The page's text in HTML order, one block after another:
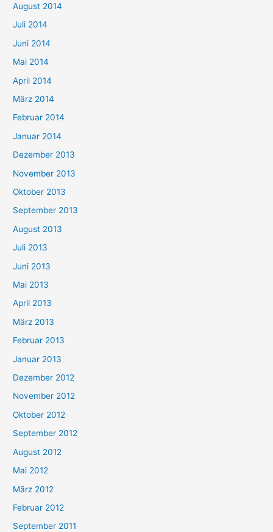
August 2014
Juli 2014
Juni 2014
Mai 2014
April 2014
März 2014
Februar 2014
Januar 2014
Dezember 2013
November 2013
Oktober 2013
September 2013
August 2013
Juli 2013
Juni 2013
Mai 2013
April 2013
März 2013
Februar 2013
Januar 2013
Dezember 2012
November 2012
Oktober 2012
September 2012
August 2012
Mai 2012
März 2012
Februar 2012
September 2011